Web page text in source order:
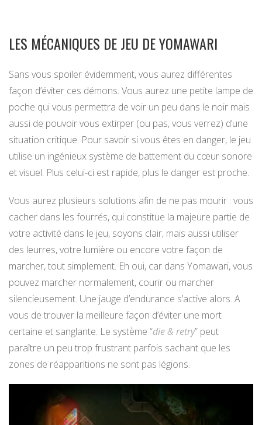
LES MÉCANIQUES DE JEU DE YOMAWARI
Sans vous spoiler évidemment, vous aurez différentes
façon d’éviter ces démons. Vous aurez une petite lampe de
poche qui vous permettra de voir un peu dans le noir mais
aussi de pouvoir vous extirper (ou pas, vous verrez) d’une
situation critique. Pour savoir si vous êtes en danger, le jeu
utilise un ingénieux système de battement du cœur sonore
et visuel. Plus celui-ci est rapide, plus le danger est proche.
Vous aurez plusieurs solutions afin de ne pas mourir : vous
cacher dans les fourrés, qui constitue la majeure partie de
votre activité dans le jeu, soyons clair, mais aussi utiliser
des leurres, votre lumière ou encore votre façon de
marcher, tout simplement. Eh oui, car dans Yomawari, vous
pouvez marcher normalement, courir ou marcher
silencieusement. Une jauge d’endurance s’active alors. A
vous de trouver la meilleure façon d’éviter une mort
certaine et sanglante. Le système “die & retry” peut
paraître un peu trop frustrant parfois sachant que les
zones de réapparitions ne sont pas légions.